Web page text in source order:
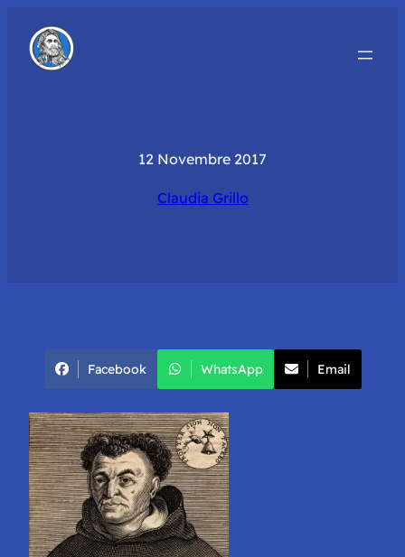
12 Novembre 2017
Claudia Grillo
Facebook WhatsApp Email